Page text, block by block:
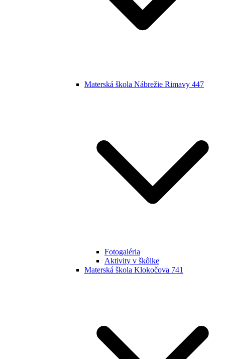
Materská škola Nábrežie Rimavy 447
Fotogaléria
Aktivity v škôlke
Materská škola Klokočova 741